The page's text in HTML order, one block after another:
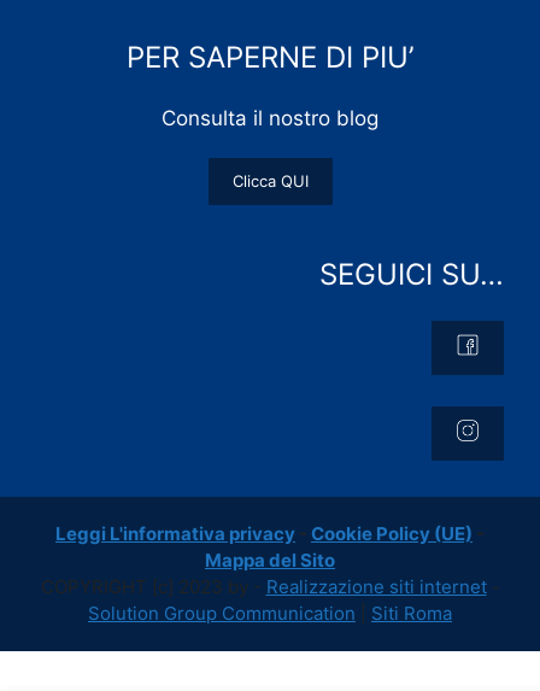
PER SAPERNE DI PIU’
Consulta il nostro blog
Clicca QUI
SEGUICI SU…
Leggi L'informativa privacy - Cookie Policy (UE) -
Mappa del Sito
COPYRIGHT [c] 2023 by - Realizzazione siti internet-
Solution Group Communication
Siti Roma